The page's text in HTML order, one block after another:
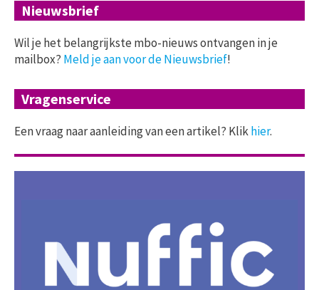
Nieuwsbrief
Wil je het belangrijkste mbo-nieuws ontvangen in je
mailbox? Meld je aan voor de Nieuwsbrief!
Vragenservice
Een vraag naar aanleiding van een artikel? Klikhier.